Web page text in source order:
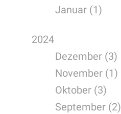
Januar (1)
2024
Dezember (3)
November (1)
Oktober (3)
September (2)